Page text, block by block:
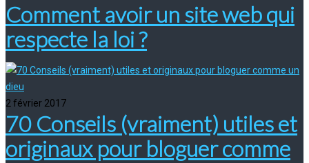
Comment avoir un site web qui
respecte la loi ?
2 février 2017
70 Conseils (vraiment) utiles et
originaux pour bloguer comme